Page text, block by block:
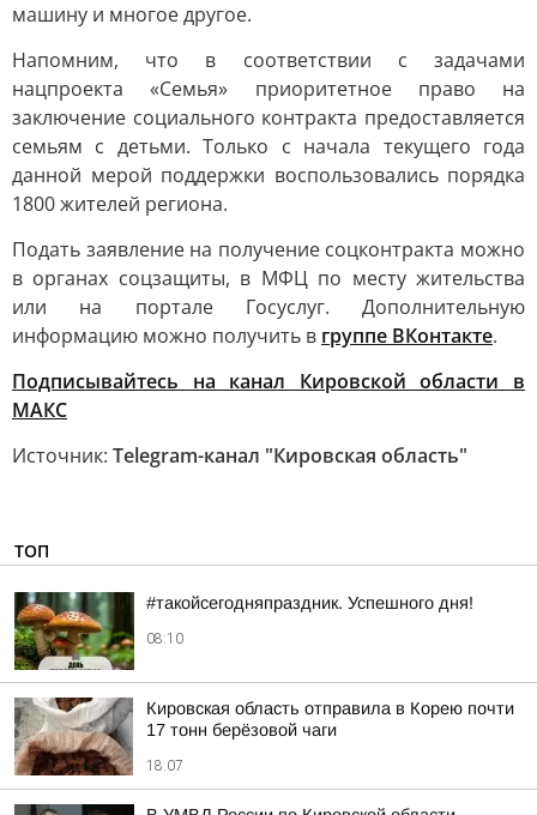
машину и многое другое.
Напомним, что в соответствии с задачами
нацпроекта «Семья» приоритетное право на
заключение социального контракта предоставляется
семьям с детьми. Только с начала текущего года
данной мерой поддержки воспользовались порядка
1800 жителей региона.
Подать заявление на получение соцконтракта можно
в органах соцзащиты, в МФЦ по месту жительства
или на портале Госуслуг. Дополнительную
информацию можно получить в группе ВКонтакте.
Подписывайтесь на канал Кировской области в
МАКС
Источник: Telegram-канал "Кировская область"
ТОП
#такойсегодняпраздник. Успешного дня!
08:10
Кировская область отправила в Корею почти
17 тонн берёзовой чаги
18:07